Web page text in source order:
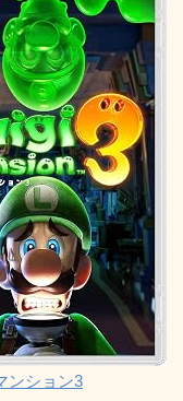
ンション3